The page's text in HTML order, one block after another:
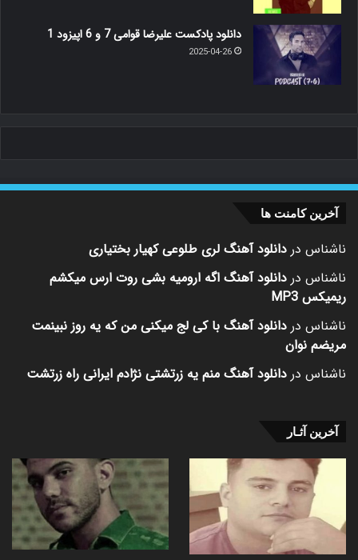
دانلود پادکست علیرضا قوامی 7 و 6 اپیزود 1
2025-04-26
آخرین کامنت ها
ناشناس در دانلود آهنگ لری طلوعی کهیار بختیاری
ناشناس در دانلود آهنگ اگه ارومیه بشی روت ارس میکشم
ریمیکس MP3
ناشناس در دانلود آهنگ با کی لج میکنی من که یه روز نبینمت
مریضم نوان
ناشناس در دانلود آهنگ منم یه زرتشتی نژادم ایرانی راه زرتشت
آخرین آثـار